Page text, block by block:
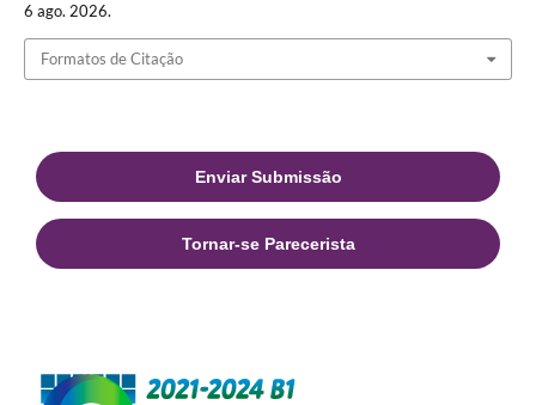
6 ago. 2026.
Formatos de Citação
Enviar Submissão
Tornar-se Parecerista